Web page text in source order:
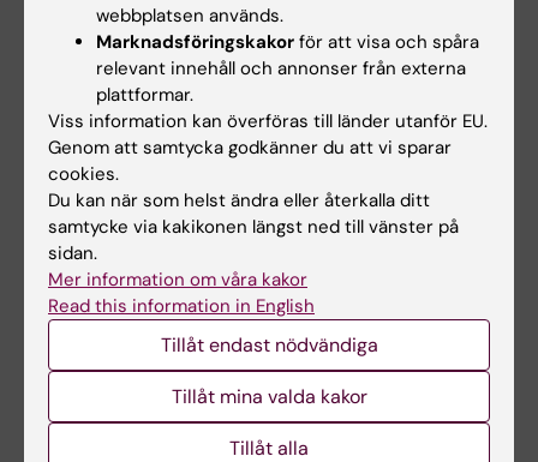
3 jul 2026
CLINTEC-professor
tilldelas
internationellt
hederspris
Matthias Löhr, professor i
gastroenterologi och
3 jul 2026
tilldelas
internationellt
Matthias Löhr, professor i
gastroenterologi och
webbplatsen används.
Marknadsföringskakor för att visa och spåra
relevant innehåll och annonser från externa
plattformar.
Viss information kan överföras till länder utanför EU.
Genom att samtycka godkänner du att vi sparar
cookies.
Du kan när som helst ändra eller återkalla ditt
samtycke via kakikonen längst ned till vänster på
sidan.
Mer information om våra kakor
Read this information in English
Tillåt endast nödvändiga
Tillåt mina valda kakor
Tillåt alla